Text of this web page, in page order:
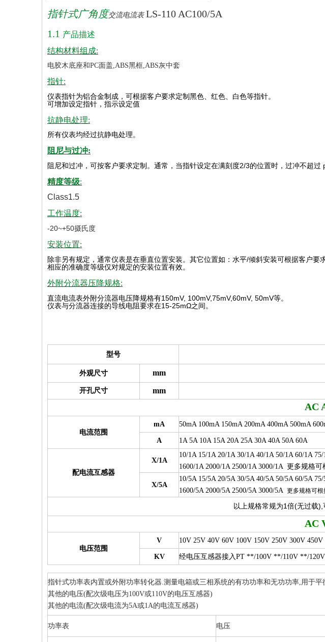
指针式广角度交流电流表 LS-110 AC100/5A
1.1 产品描述
结构材料组成:
电胶木底座和PC面盖,ABS黑框,ABS灰中套
指针:
仪表指针为铝合金制成，可根据客户要求定制黑色、红色、白色等指针。
可增加设定指针，指示设定值
抗静电处理:
所有仪表均经过抗静电处理。
阻尼与过冲:
阻尼和过冲，可按客户要求定制。通常，当指针设定在满刻度2/3的位置时，过冲不超过
精度等级:
Class1.5
工作温度:
-20~+50摄氏度
安装位置:
除非另有规定，通常仪表是在垂直位置安装。其它位置如：水平/倾斜安装可根据客户要
相应的准确度等级仅对规定的安装位置有效。
外附分流器压降规格:
直流电流表外附分流器电压降规格有150mV, 100mV,75mV,60mV, 50mV等。
仪表与分流器连接的导线电阻要求在15-25mΩ之间。
型号
外观尺寸 mm
开孔尺寸 mm
AC
电流范围
mA 50mA 100mA 150mA 200mA 400mA 500mA
A 1A 5A 10A 15A 20A 25A 30A 40A 50A 60A
配电流互感器
X/1A
10/1A 15/1A 20/1A 30/1A 40/1A 50/1A 60/1A
1600/1A 2000/1A 2500/1A 3000/1A 更多规格可
X/5A
10/5A 15/5A 20/5A 30/5A 40/5A 50/5A 60/5A
1600/5A 2000/5A 2500/5A 3000/5A 更多规格可根
以上规格常规为1倍(无过载
AC
电压范围
V 10V 25V 40V 60V 100V 150V 250V 300V 450V
KV 经电压互感器接入PT **/100V **/110V **/120V
指针式功率表内置或外附功率转化器.测量电箱或三相系统的有功功率和无功功率,用于平
其他的电压(配次级电压为100V或110V的电压互感器)
其他的电流(配次级电流为5A或1A的电流互感器)
功率表 电压